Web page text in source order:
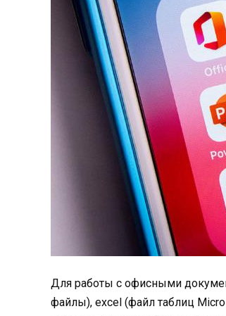
Для работы с офисными
файлы), excel (файл таблиц